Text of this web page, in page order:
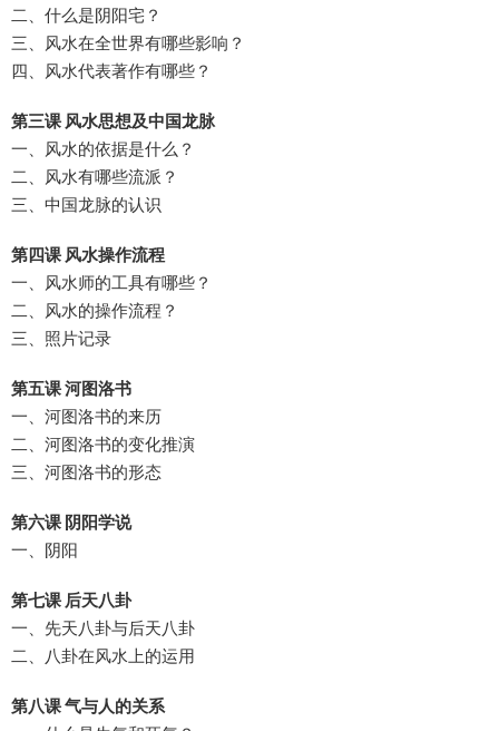
二、什么是阴阳宅？
三、风水在全世界有哪些影响？
四、风水代表著作有哪些？
第三课 风水思想及中国龙脉
一、风水的依据是什么？
二、风水有哪些流派？
三、中国龙脉的认识
第四课 风水操作流程
一、风水师的工具有哪些？
二、风水的操作流程？
三、照片记录
第五课 河图洛书
一、河图洛书的来历
二、河图洛书的变化推演
三、河图洛书的形态
第六课 阴阳学说
一、阴阳
第七课 后天八卦
一、先天八卦与后天八卦
二、八卦在风水上的运用
第八课 气与人的关系